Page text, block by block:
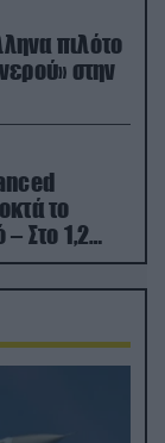
πιλότο
στην
το
– Στο 1,2